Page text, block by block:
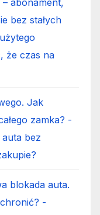
bez stałych
że czas na
Jak
zamka? -
bez
blokada auta.
-